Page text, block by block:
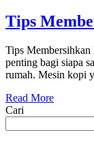
Tips
Tips
penting bagi siapa
rumah. Mesin kopi
Read More
Cari